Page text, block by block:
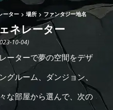
ーター 場所 ファンタジー地名
ネレーター
10-04)
ーターで夢の空間をデザ
グルーム、ダンジョン、
な部屋から選んで、次の